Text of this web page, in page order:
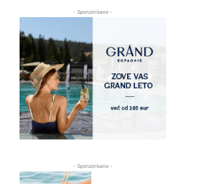
- Sponzorisano -
- Sponzorisano -